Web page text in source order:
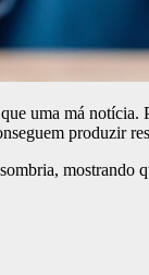
uma má
produzir
mostrando